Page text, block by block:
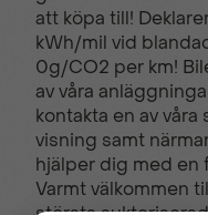
Avtagbar dragkrok
Bältespåminnare
att köpa till!
kWh/mil vid
0g/CO2 per km!
av våra
kontakta en av våra
visning samt
hjälper dig med en
Varmt välkommen